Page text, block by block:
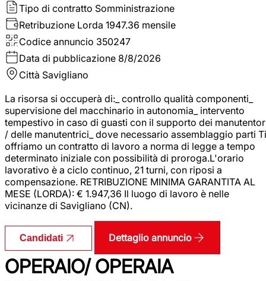
Tipo di contratto Somministrazione
Retribuzione Lorda 1947.36 mensile
Codice annuncio 350247
Data di pubblicazione 8/8/2026
Città Savigliano
La risorsa si occuperà di:_ controllo qualità componenti_
supervisione del macchinario in autonomia_ intervento
tempestivo in caso di guasti con il supporto dei
/ delle manutentrici_ dove necessario assemblaggio parti Ti
offriamo un contratto di lavoro a norma di legge a tempo
determinato iniziale con possibilità di proroga.L'orario
lavorativo è a ciclo continuo, 21 turni, con riposi a
compensazione. RETRIBUZIONE MINIMA GARANTITA AL
MESE (LORDA): € 1.947,36 Il luogo di lavoro è nelle
vicinanze di Savigliano (CN).
Candidati Dettaglio annuncio
OPERAIO/ OPERAIA